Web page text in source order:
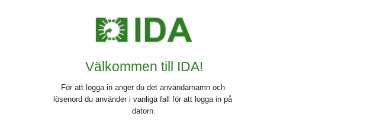
Välkommen till IDA!
För att logga in anger du det användarnamn och
lösenord du använder i vanliga fall för att logga in på
datorn.